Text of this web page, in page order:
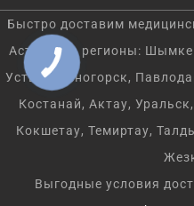
Быстро доставим
Астану и в регионы:
Усть-Каменогорск,
Костанай, Актау,
Кокшетау, Темиртау,
Выгодные условия